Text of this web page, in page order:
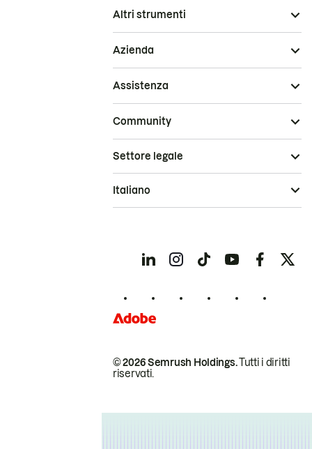
Altri strumenti
Azienda
Assistenza
Community
© 2026 Semrush Holdings.Tutti i diritti
riservati.
Settore legale
Italiano